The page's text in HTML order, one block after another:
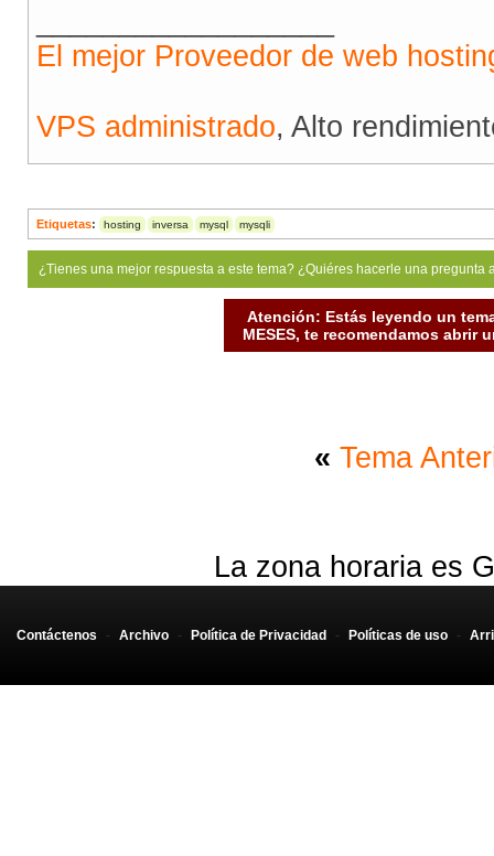
El mejor Proveedor de web
VPS administrado, Alto
Etiquetas: hosting inversa mysql mysqli
¿Tienes una mejor respuesta a este tema? ¿Quiéres hacerle una
Atención: Estás leyendo un
MESES, te recomendamos abrir
« Tema
La zona horaria es
Contáctenos - Archivo - Política de Privacidad - Políticas de uso -